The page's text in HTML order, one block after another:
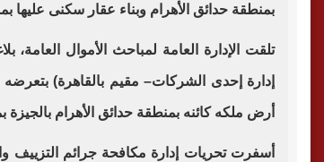
بمنطقة حدائق الأهرام وبناء عقار سكنى
تلقت الإدارة العامة لمباحث الأموال
إدارة إحدى الشركات– مقيم بالقاهرة) بتعرضه
أرض ملكه كائنه بمنطقة حدائق الأهرام
أسفرت تحريات إدارة مكافحة جرائم التزييف